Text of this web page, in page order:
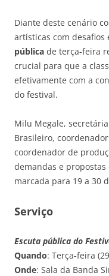
Diante deste cenário
artísticas com desafios
pública de terça-feira
crucial para que a
efetivamente com a
do festival.
Milu Megale,
Brasileiro,
coordenador de
demandas e propostas
marcada para 19 a 30
Serviço
Escuta pública do
Quando: Terça-feira
Onde: Sala da Banda